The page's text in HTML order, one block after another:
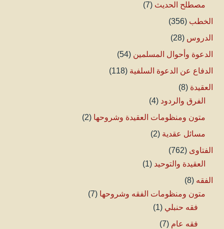
مصطلح الحديث (7)
الخطب (356)
الدروس (28)
الدعوة وأحوال المسلمين (54)
الدفاع عن الدعوة السلفية (118)
العقيدة (8)
الفرق والردود (4)
متون ومنظومات العقيدة وشروحها (2)
مسائل عقدية (2)
الفتاوى (762)
العقيدة والتوحيد (1)
الفقه (8)
متون ومنظومات الفقه وشروحها (7)
فقه حنبلي (1)
فقه عام (7)